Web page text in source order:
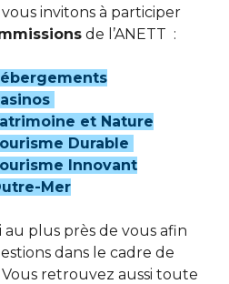
invitons à participer
de l’ANETT :
et Nature
Durable
Innovant
Mer
au plus près de vous afin
dans le cadre de
Vous retrouvez aussi toute